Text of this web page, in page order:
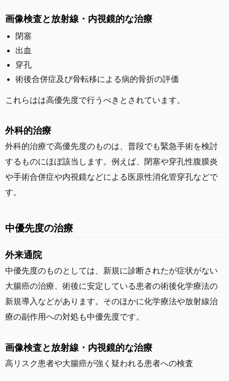
画像検査と放射線・内視鏡的な治療
閉塞
出血
穿孔
術後合併症及び骨転移による病的骨折の評価
これらはは高優先度で行うべきとされています。
外科的治療
外科的治療で高優先度のものは、普段でも緊急手術を検討
するものにほぼ該当します。例えば、閉塞や穿孔性腹膜炎
や手術合併症や内視鏡などによる医原性消化管穿孔などで
す。
中優先度の治療
外来通院
中優先度のものとしては、新規に診断されたが症状がない
大腸癌の治療、術後に安定している患者の術後化学療法の
新規導入などがあります。そのほかに化学療法や放射線治
療の副作用への対処も中優先度です。
画像検査と放射線・内視鏡的な治療
高リスク患者や大腸癌が強く疑われる患者への検査